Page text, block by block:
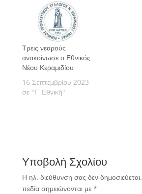
Τρεις νεαρούς
ανακοίνωσε ο Εθνικός
Νέου Κεραμιδίου
16 Σεπτεμβρίου 2023
σε "Γ' Εθνική"
Υποβολή Σχολίου
Η ηλ. διεύθυνση σας δεν δημοσιεύεται.
πεδία σημειώνονται με *